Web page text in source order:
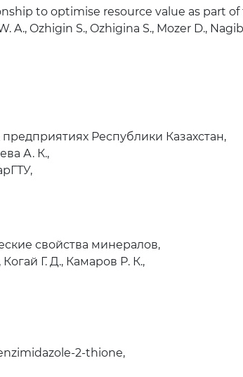
to optimise resource value as part
A., Ozhigin S., Ozhigina S., Mozer D.,
Республики Казахстан,
А. К.,
свойства минералов,
Г. Д., Камаров Р. К.,
2-thione,